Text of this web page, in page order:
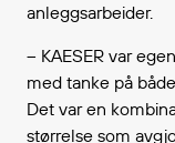
anleggsarbeider.
– KAESER var
med tanke på
Det var en
størrelse som